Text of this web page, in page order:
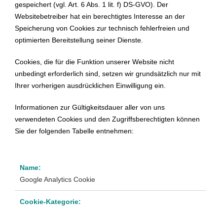
gespeichert (vgl. Art. 6 Abs. 1 lit. f) DS-GVO). Der
Websitebetreiber hat ein berechtigtes Interesse an der
Speicherung von Cookies zur technisch fehlerfreien und
optimierten Bereitstellung seiner Dienste.
Cookies, die für die Funktion unserer Website nicht
unbedingt erforderlich sind, setzen wir grundsätzlich nur mit
Ihrer vorherigen ausdrücklichen Einwilligung ein.
Informationen zur Gültigkeitsdauer aller von uns
verwendeten Cookies und den Zugriffsberechtigten können
Sie der folgenden Tabelle entnehmen:
Google Analytics Cookie